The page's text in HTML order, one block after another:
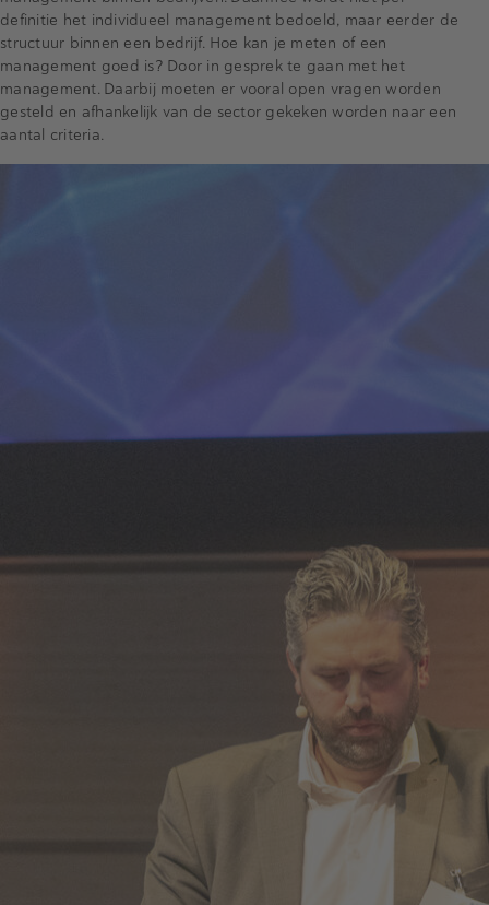
definitie het individueel management bedoeld, maar eerder de
structuur binnen een bedrijf. Hoe kan je meten of een
management goed is? Door in gesprek te gaan met het
management. Daarbij moeten er vooral open vragen worden
gesteld en afhankelijk van de sector gekeken worden naar een
aantal criteria.